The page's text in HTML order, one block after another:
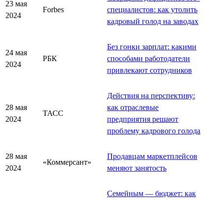
23 мая
2024
Forbes
специалистов: как утолить
кадровый голод на заводах
24 мая
2024
РБК
Без гонки зарплат: какими
способами работодатели
привлекают сотрудников
28 мая
2024
ТАСС
Действия на перспективу:
как отраслевые
предприятия решают
проблему кадрового голода
28 мая
2024
«Коммерсант»
Продавцам маркетплейсов
меняют занятость
Семейным — бюджет: как